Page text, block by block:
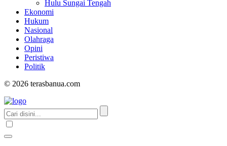
Hulu Sungai Tengah
Ekonomi
Hukum
Nasional
Olahraga
Opini
Peristiwa
Politik
© 2026 terasbanua.com